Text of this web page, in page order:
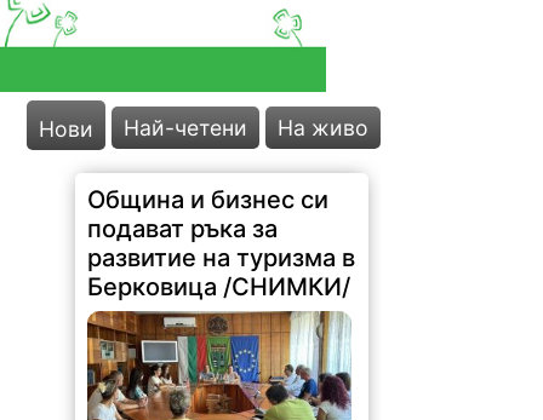
Нови Най-четени На живо
Община и бизнес си
подават ръка за
развитие на туризма в
Берковица /СНИМКИ/